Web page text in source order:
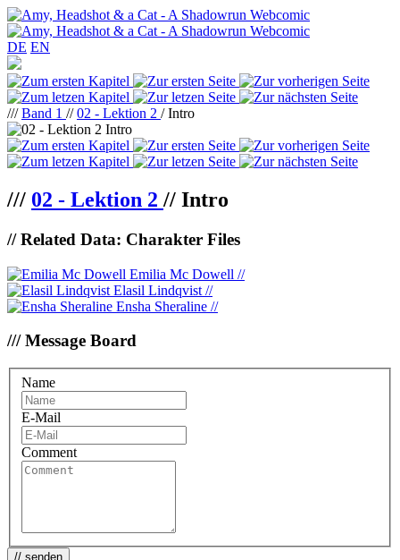
DE EN
///Band 1 //02 - Lektion 2 / Intro
/// 02 - Lektion 2 // Intro
// Related Data: Charakter Files
Emilia Mc Dowell //
Elasil Lindqvist //
Ensha Sheraline //
/// Message Board
Name
E-Mail
Comment
// senden